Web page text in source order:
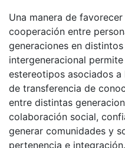
Una manera de
cooperación entre
generaciones en
intergeneracional
estereotipos asociados a
de transferencia de
entre distintas
colaboración social,
generar comunidades y
pertenencia e